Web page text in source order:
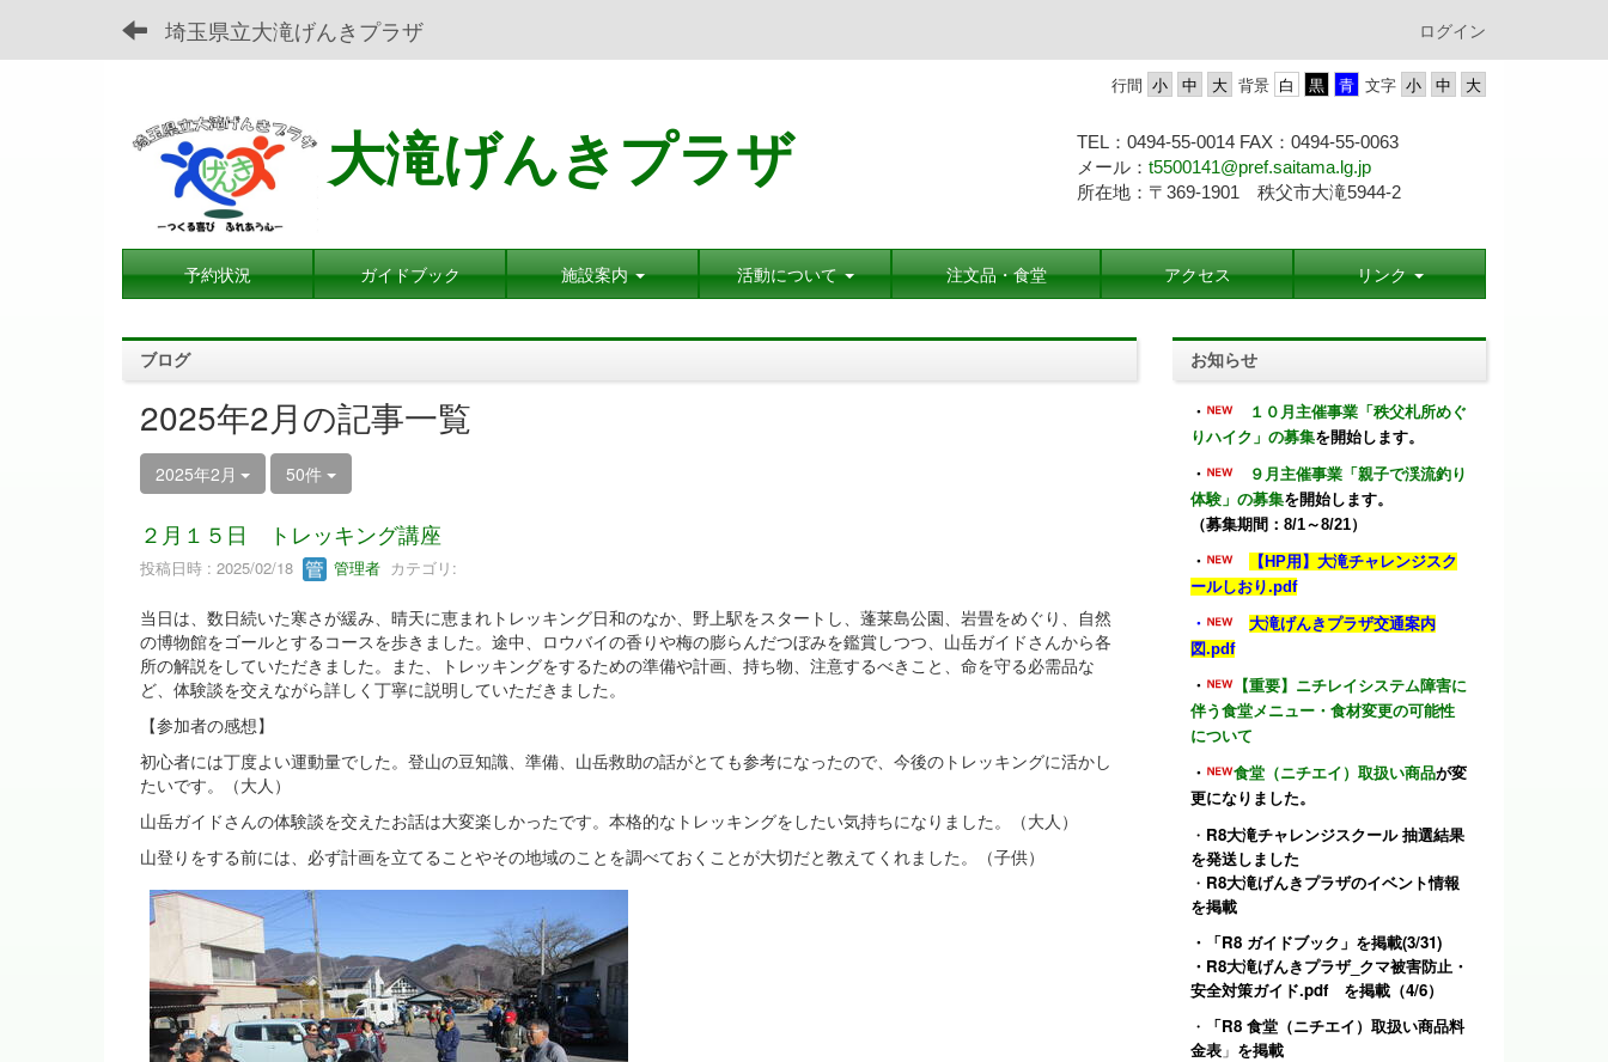
埼玉県立大滝げんきプラザ ログイン
文字
背景
行間
大滝げんきプラザ TEL：0494-55-0014 FAX：0494-55-0063
メール： t5500141@pref.saitama.lg.jp
所在地：〒369-1901 秩父市大滝5944-2
予約状況 ガイドブック 施設案内 活動について 注文品・食堂 アクセス リンク
ブログ
2025年2月の記事一覧
2025年2月 50件
２月１５日 トレッキング講座
投稿日時 : 2025/02/18 管理者 カテゴリ:
当日は、数日続いた寒さが緩み、晴天に恵まれトレッキング日和のなか、野上駅をスタートし、蓬莱島公園、岩畳をめぐり、自然
の博物館をゴールとするコースを歩きました。途中、ロウバイの香りや梅の膨らんだつぼみを鑑賞しつつ、山岳ガイドさんから各
所の解説をしていただきました。また、トレッキングをするための準備や計画、持ち物、注意するべきこと、命を守る必需品な
ど、体験談を交えながら詳しく丁寧に説明していただきました。
【参加者の感想】
初心者には丁度よい運動量でした。登山の豆知識、準備、山岳救助の話がとても参考になったので、今後のトレッキングに活かし
たいです。（大人）
山岳ガイドさんの体験談を交えたお話は大変楽しかったです。本格的なトレッキングをしたい気持ちになりました。（大人）
山登りをする前には、必ず計画を立てることやその地域のことを調べておくことが大切だと教えてくれました。（子供）
お知らせ
・
１０月主催事業「秩父札所めぐ
りハイク」の募集を開始します。
・
９月主催事業「親子で渓流釣り
体験」の募集を開始します。
（募集期間：8/1～8/21）
・
【HP用】大滝チャレンジスク
ールしおり.pdf
・
大滝げんきプラザ交通案内
図.pdf
・
【重要】ニチレイシステム障害に
伴う食堂メニュー・食材変更の可能性
について
・ 食堂（ニチエイ）取扱い商品が変
更になりました。
・ R8大滝チャレンジスクール 抽選結果
を発送しました
・ R8大滝げんきプラザのイベント情報
を掲載
・ 「R8 ガイドブック」 を掲載(3/31)
・ R8大滝げんきプラザ_クマ被害防止・
安全対策ガイド.pdfを掲載（4/6）
・
「R8 食堂（ニチエイ）取扱い商品料
金表」 を掲載